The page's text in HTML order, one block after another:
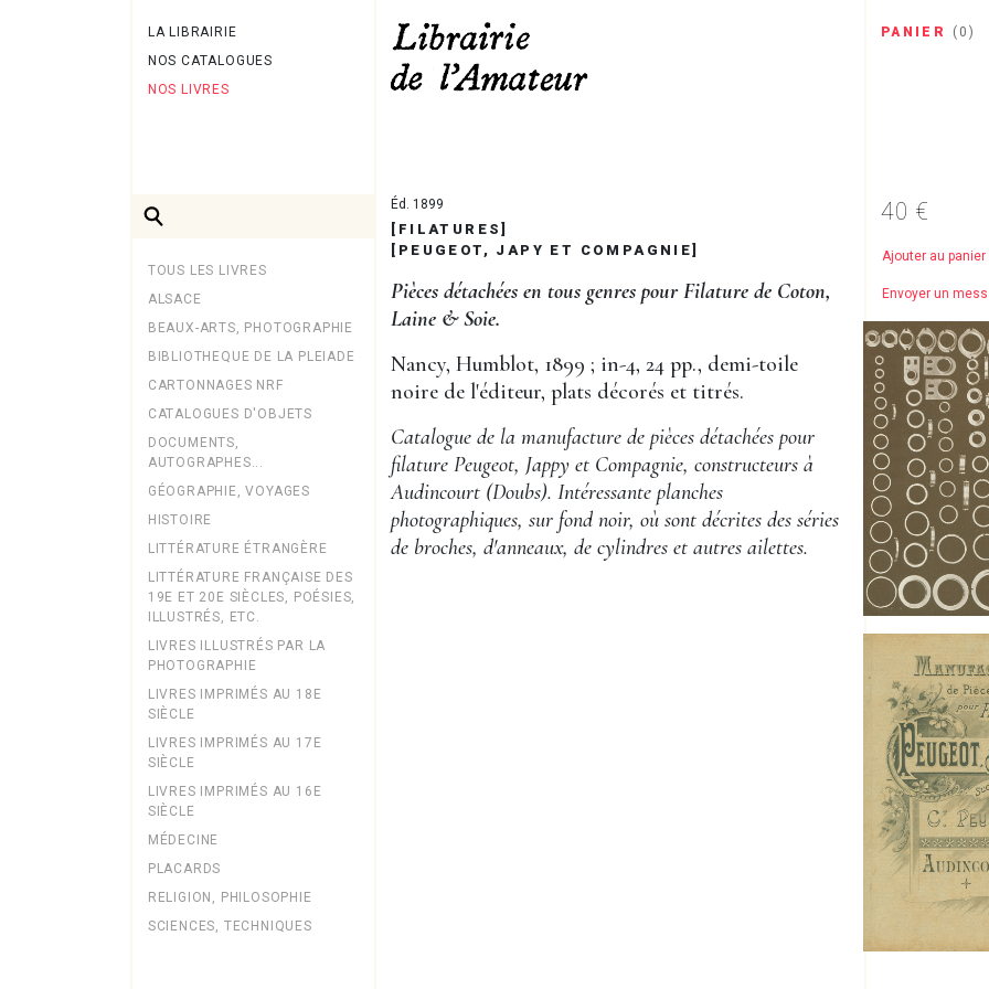
LA LIBRAIRIE
NOS CATALOGUES
NOS LIVRES
TOUS LES LIVRES
ALSACE
BEAUX-ARTS, PHOTOGRAPHIE
BIBLIOTHEQUE DE LA PLEIADE
CARTONNAGES NRF
CATALOGUES D'OBJETS
DOCUMENTS,
AUTOGRAPHES...
GÉOGRAPHIE, VOYAGES
HISTOIRE
LITTÉRATURE ÉTRANGÈRE
LITTÉRATURE FRANÇAISE DES
19E ET 20E SIÈCLES, POÉSIES,
ILLUSTRÉS, ETC.
LIVRES ILLUSTRÉS PAR LA
PHOTOGRAPHIE
LIVRES IMPRIMÉS AU 18E
SIÈCLE
LIVRES IMPRIMÉS AU 17E
SIÈCLE
LIVRES IMPRIMÉS AU 16E
SIÈCLE
MÉDECINE
PLACARDS
RELIGION, PHILOSOPHIE
SCIENCES, TECHNIQUES
PANIER ( 0)
Éd. 1899
[FILATURES]
[PEUGEOT, JAPY ET COMPAGNIE]
Pièces détachées en tous genres pour Filature de Coton,
Laine & Soie.
Nancy, Humblot, 1899 ; in-4, 24 pp., demi-toile
noire de l'éditeur, plats décorés et titrés.
Catalogue de la manufacture de pièces détachées pour
filature Peugeot, Jappy et Compagnie, constructeurs à
Audincourt (Doubs). Intéressante planches
photographiques, sur fond noir, où sont décrites des séries
de broches, d'anneaux, de cylindres et autres ailettes.
40 €
Ajouter au panier
Envoyer un